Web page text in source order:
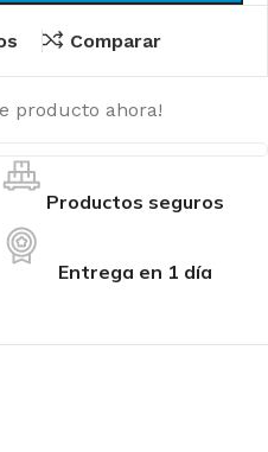
Comparar
producto ahora!
Productos seguros
Entrega en 1 día